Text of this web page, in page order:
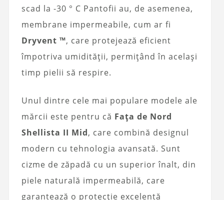
scad la -30 ° C Pantofii au, de asemenea,
membrane impermeabile, cum ar fi
Dryvent ™, care protejează eficient
împotriva umidității, permițând în același
timp pielii să respire.
Unul dintre cele mai populare modele ale
mărcii este pentru că Fața de Nord
Shellista II Mid, care combină designul
modern cu tehnologia avansată. Sunt
cizme de zăpadă cu un superior înalt, din
piele naturală impermeabilă, care
garantează o protecție excelentă